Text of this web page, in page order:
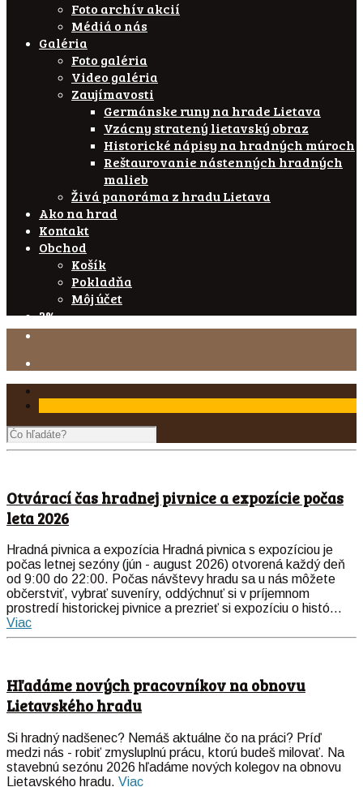
Foto archív akcií
Médiá o nás
Galéria
Foto galéria
Video galéria
Zaujímavosti
Germánske runy na hrade Lietava
Vzácny stratený lietavský obraz
Historické nápisy na hradných múroch
Reštaurovanie nástenných hradných
malieb
Živá panoráma z hradu Lietava
Ako na hrad
Kontakt
Obchod
Košík
Pokladňa
Môj účet
2%
Otvárací čas hradnej pivnice a expozície počas
leta 2026
Hradná pivnica a expozícia Hradná pivnica s expozíciou je
počas letnej sezóny (jún - august 2026) otvorená každý deň
od 9:00 do 22:00. Počas návštevy hradu sa u nás môžete
občerstviť, vybrať suveníry, oddýchnuť si v príjemnom
prostredí historickej pivnice a prezrieť si expozíciu o histó...
Viac
Hľadáme nových pracovníkov na obnovu
Lietavského hradu
Si hradný nadšenec? Nemáš aktuálne čo na práci? Príď
medzi nás - robiť zmysluplnú prácu, ktorú budeš milovať. Na
stavebnú sezónu 2026 hľadáme nových kolegov na obnovu
Lietavského hradu. Viac